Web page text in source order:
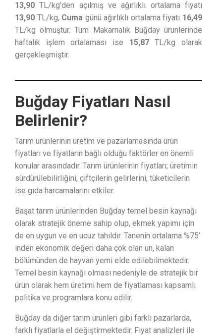
13,90TL/kg’den açılmış ve ağırlıklı ortalama fiyatı
13,90 TL/kg, Cuma günü ağırlıklı ortalama fiyatı 16,49
TL/kg olmuştur. Tüm Makarnalık Buğday ürünlerinde
haftalık işlem ortalaması ise 15,87TL/kg olarak
gerçekleşmiştir.
Buğday Fiyatları Nasıl
Belirlenir?
Tarım ürünlerinin üretim ve pazarlamasında ürün
fiyatları ve fiyatların bağlı olduğu faktörler en önemli
konular arasındadır. Tarım ürünlerinin fiyatları; üretimin
sürdürülebilirliğini, çiftçilerin gelirlerini, tüketicilerin
ise gıda harcamalarını etkiler.
Başat tarım ürünlerinden Buğday temel besin kaynağı
olarak stratejik öneme sahip olup, ekmek yapımı için
de en uygun ve en ucuz tahıldır. Tanenin ortalama %75’
inden ekonomik değeri daha çok olan un, kalan
bölümünden de hayvan yemi elde edilebilmektedir.
Temel besin kaynağı olması nedeniyle de stratejik bir
ürün olarak hem üretimi hem de fiyatlaması kapsamlı
politika ve programlara konu edilir.
Buğday da diğer tarım ürünleri gibi farklı pazarlarda,
farklı fiyatlarla el değiştirmektedir. Fiyat analizleri ile